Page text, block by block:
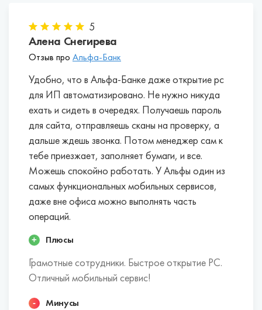
5
Алена Снегирева
Отзыв про Альфа-Банк
Удобно, что в Альфа-Банке даже открытие рс
для ИП автоматизировано. Не нужно никуда
ехать и сидеть в очередях. Получаешь пароль
для сайта, отправляешь сканы на проверку, а
дальше ждешь звонка. Потом менеджер сам к
тебе приезжает, заполняет бумаги, и все.
Можешь спокойно работать. У Альфы один из
самых функциональных мобильных сервисов,
даже вне офиса можно выполнять часть
операций.
Плюсы
Грамотные сотрудники. Быстрое открытие РС.
Отличный мобильный сервис!
Минусы